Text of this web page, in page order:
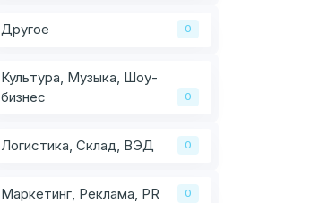
Другое 0
Культура, Музыка, Шоу-
бизнес
0
Логистика, Склад, ВЭД 0
Маркетинг, Реклама, PR 0